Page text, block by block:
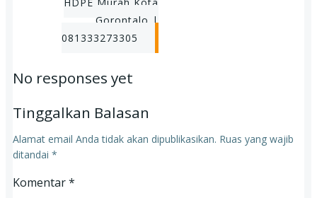
navigation
Gorontalo |
081333273305
No responses yet
Tinggalkan Balasan
Alamat email Anda tidak akan dipublikasikan. Ruas yang wajib
ditandai *
Komentar*